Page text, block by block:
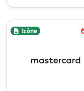
Icône